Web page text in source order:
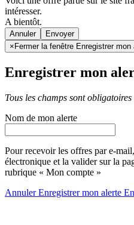
intéresser.
A bientôt.
Annuler
× Fermer la fenêtre Enregistrer mon
Enregistrer mon
Tous les champs sont obligatoires
Nom de mon alerte
Pour recevoir les offres par e-
électronique et la valider sur la
rubrique « Mon compte »
AnnulerEnregistrer mon alerte